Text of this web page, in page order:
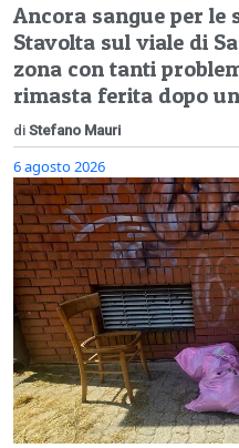
Ancora sangue per le
Stavolta sul viale di
zona con tanti
rimasta ferita dopo
di Stefano Mauri
6 agosto 2026